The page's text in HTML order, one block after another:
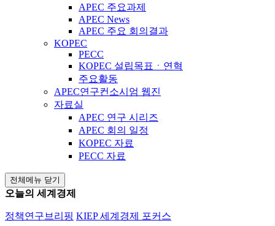
APEC 주요과제
APEC News
APEC 주요 회의결과
KOPEC
PECC
KOPEC 설립목표ㆍ연혁
주요활동
APEC연구컨소시엄 웹진
자료실
APEC 연구 시리즈
APEC 회의 일정
KOPEC 자료
PECC 자료
전체메뉴 닫기
오늘의 세계경제
정책연구브리핑 KIEP 세계경제 포커스